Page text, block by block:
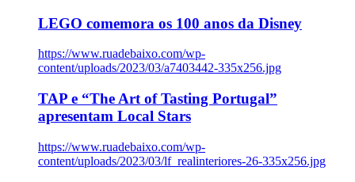
LEGO comemora os 100 anos da Disney
https://www.ruadebaixo.com/wp-
content/uploads/2023/03/a7403442-335x256.jpg
TAP e “The Art of Tasting Portugal”
apresentam Local Stars
https://www.ruadebaixo.com/wp-
content/uploads/2023/03/lf_realinteriores-26-335x256.jpg